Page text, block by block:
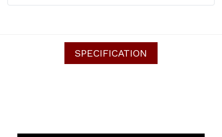
SPECIFICATION